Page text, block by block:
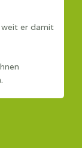
weit er damit